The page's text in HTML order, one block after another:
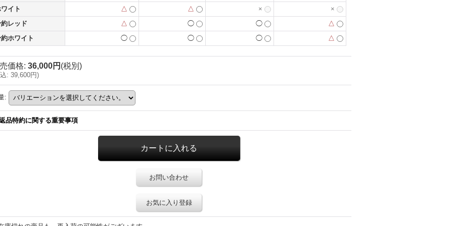
イト
△ △ ×
×
レッド
△ ◯ ◯
△
ホワイト
◯ ◯ ◯ △
価格: 36,000円 (税別)
: 39,600円)
:
品特約に関する重要事項
お問い合わせ
お気に入り登録